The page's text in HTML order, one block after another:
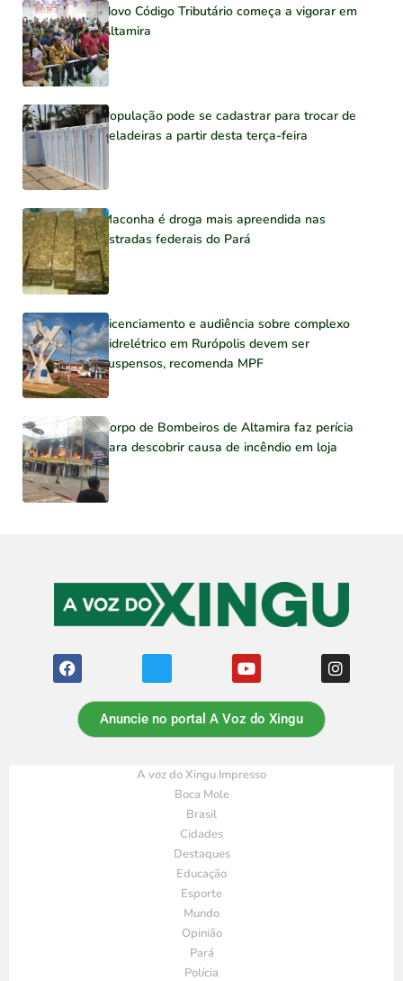
Novo Código Tributário começa a vigorar em
Altamira
População pode se cadastrar para trocar de
geladeiras a partir desta terça-feira
Maconha é droga mais apreendida nas
estradas federais do Pará
Licenciamento e audiência sobre complexo
hidrelétrico em Rurópolis devem ser
suspensos, recomenda MPF
Corpo de Bombeiros de Altamira faz perícia
para descobrir causa de incêndio em loja
Anuncie no portal A Voz do Xingu
A voz do Xingu Impresso
Boca Mole
Brasil
Cidades
Destaques
Educação
Esporte
Mundo
Opinião
Pará
Polícia